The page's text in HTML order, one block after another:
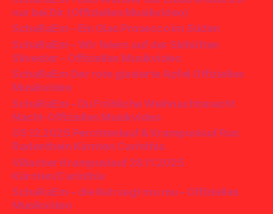
nur bei Dir (Offizielles Musikvideo)
SchaRaEm – Ein Glas Prosecco im Süden
SchaRaEm – Wir feiern auf der Skihütten
Silvester – Offizielles Musikvideo
SchaRaEm Der rote glasierte Apfel Offizielles
Musikvideo
SchaRaEm – Du Fröhliche Weihnachtsnacht
Nacht-Offizielles Musikvideo
05.12.2025 Perchtenlauf & Krampuslauf Run
Radenthein Kärnten Carinthia
Villacher Krampuslauf 28.11.2025
Kärnten/Carinthia
SchaRaEm – die Kuh sagt mu mu – Offizielles
Musikvideo